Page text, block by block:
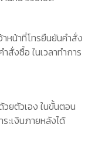
าหน้าที่โทรยืนยันคำสั่ง
สั่งซื้อ ในเวลาทำการ
ยตัวเอง ในขั้นตอน
ระเงินภายหลังได้